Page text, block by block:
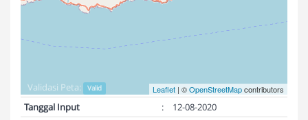
Leaflet | ©OpenStreetMapcontributors
Validasi Peta: Valid
Tanggal Input :
12-08-2020